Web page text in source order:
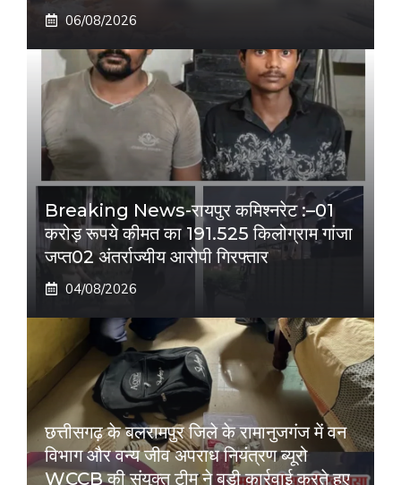
06/08/2026
Breaking News-रायपुर कमिश्नरेट :–01
करोड़ रूपये कीमत का 191.525 किलोग्राम गांजा
जप्त02 अंतर्राज्यीय आरोपी गिरफ्तार
04/08/2026
छत्तीसगढ़ के बलरामपुर जिले के रामानुजगंज में वन
विभाग और वन्य जीव अपराध नियंत्रण ब्यूरो
WCCB की संयुक्त टीम ने बड़ी कार्रवाई करते हुए